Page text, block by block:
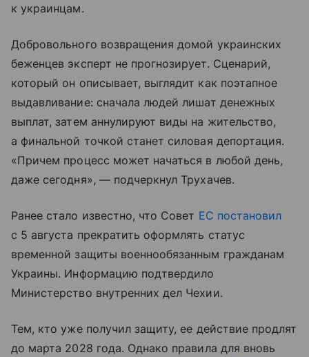
к украинцам.
Добровольного возвращения домой украинских
беженцев эксперт не прогнозирует. Сценарий,
который он описывает, выглядит как поэтапное
выдавливание: сначала людей лишат денежных
выплат, затем аннулируют виды на жительство,
а финальной точкой станет силовая депортация.
«Причем процесс может начаться в любой день,
даже сегодня», — подчеркнул Трухачев.
Ранее стало известно, что Совет ЕС постановил
с 5 августа прекратить оформлять статус
временной защиты военнообязанным гражданам
Украины. Информацию подтвердило
Министерство внутренних дел Чехии.
Тем, кто уже получил защиту, ее действие продлят
до марта 2028 года. Однако правила для вновь